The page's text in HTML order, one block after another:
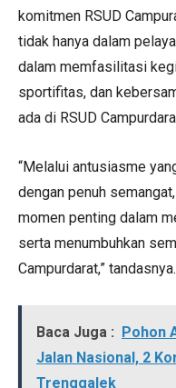
komitmen RSUD
tidak hanya dalam
dalam memfasilitasi
sportifitas, dan
ada di RSUD
“Melalui antusiasme
dengan penuh
momen penting dalam
serta menumbuhkan
Campurdarat,”
Baca Juga : Pohon
Jalan Nasional, 2
Trenggalek